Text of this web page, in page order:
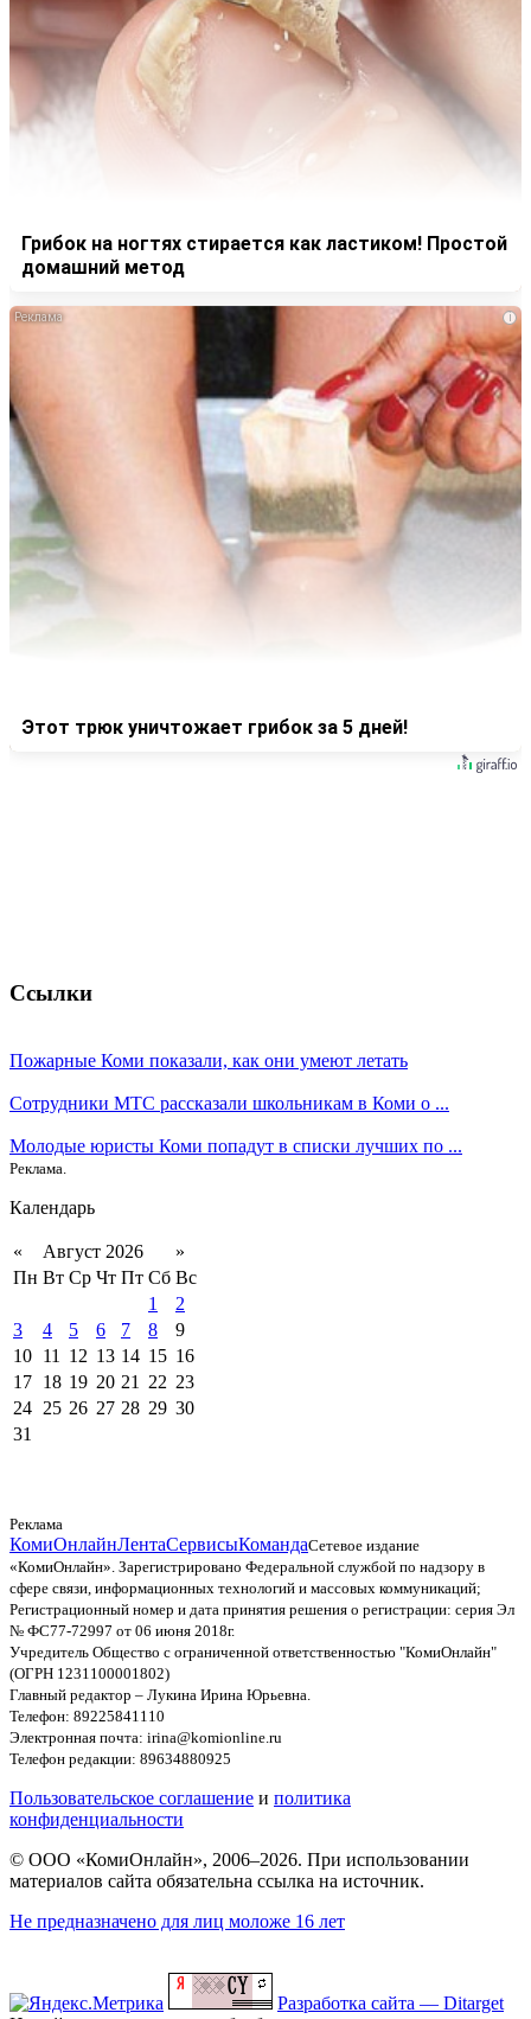
Грибок на ногтях стирается как ластиком! Простой
домашний метод
i
Этот трюк уничтожает грибок за 5 дней!
Ссылки
Пожарные Коми показали, как они умеют летать
Сотрудники МТС рассказали школьникам в Коми о ...
Молодые юристы Коми попадут в списки лучших по ...
Реклама.
Календарь
« Август 2026
»
Пн Вт Ср Чт Пт Сб Вс
1
2
3
4 5 6 7 8
9
10 11 12 13 14 15 16
17 18 19 20 21 22 23
24 25 26 27 28 29 30
31
Реклама
КомиОнлайнЛентаСервисыКомандаСетевое издание
«КомиОнлайн». Зарегистрировано Федеральной службой по надзору в
сфере связи, информационных технологий и массовых коммуникаций;
Регистрационный номер и дата принятия решения о регистрации: серия Эл
№ ФС77-72997 от 06 июня 2018г.
Учредитель Общество с ограниченной ответственностью "КомиОнлайн"
(ОГРН 1231100001802)
Главный редактор – Лукина Ирина Юрьевна.
Телефон: 89225841110
Электронная почта: irina@komionline.ru
Телефон редакции: 89634880925
Пользовательское соглашение и политика
конфиденциальности
© ООО «КомиОнлайн», 2006–2026. При использовании
материалов сайта обязательна ссылка на источник.
Не предназначено для лиц моложе 16 лет
Разработка сайта — Ditarget